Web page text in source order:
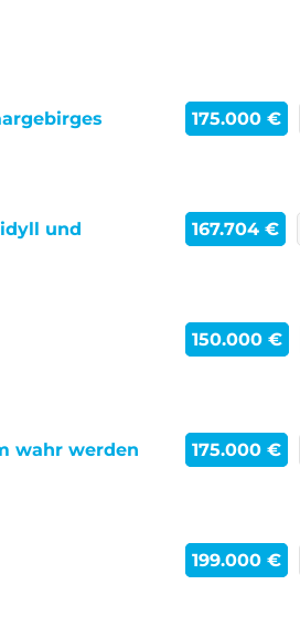
175.000 €
und
167.704 €
150.000 €
wahr werden
175.000 €
199.000 €